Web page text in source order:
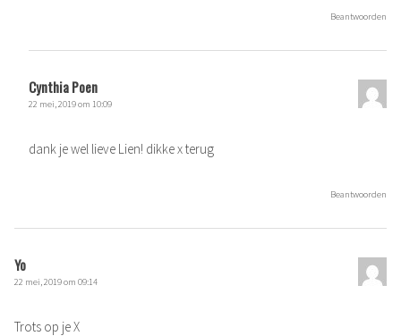
Beantwoorden
Cynthia Poen
22 mei, 2019 om 10:09
dank je wel lieve Lien! dikke x terug
Beantwoorden
Yo
22 mei, 2019 om 09:14
Trots op je X